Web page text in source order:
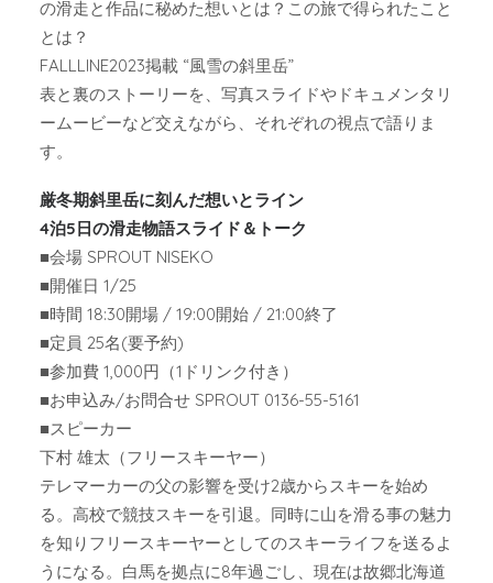
の滑走と作品に秘めた想いとは？この旅で得られたこと
とは？
FALLLINE2023掲載 “風雪の斜里岳”
表と裏のストーリーを、写真スライドやドキュメンタリ
ームービーなど交えながら、それぞれの視点で語りま
す。
厳冬期斜里岳に刻んだ想いとライン
4泊5日の滑走物語スライド＆トーク
■会場 SPROUT NISEKO
■開催日 1/25
■時間 18:30開場 / 19:00開始 / 21:00終了
■定員 25名(要予約)
■参加費 1,000円（1ドリンク付き）
■お申込み/お問合せ SPROUT 0136-55-5161
■スピーカー
下村 雄太（フリースキーヤー）
テレマーカーの父の影響を受け2歳からスキーを始め
る。高校で競技スキーを引退。同時に山を滑る事の魅力
を知りフリースキーヤーとしてのスキーライフを送るよ
うになる。白馬を拠点に8年過ごし、現在は故郷北海道